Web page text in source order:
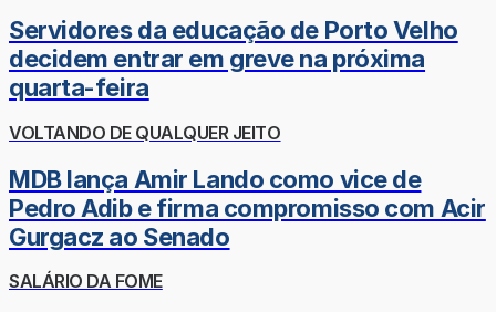
Servidores da educação de Porto Velho
decidem entrar em greve na próxima
quarta-feira
VOLTANDO DE QUALQUER JEITO
MDB lança Amir Lando como vice de
Pedro Adib e firma compromisso com Acir
Gurgacz ao Senado
SALÁRIO DA FOME